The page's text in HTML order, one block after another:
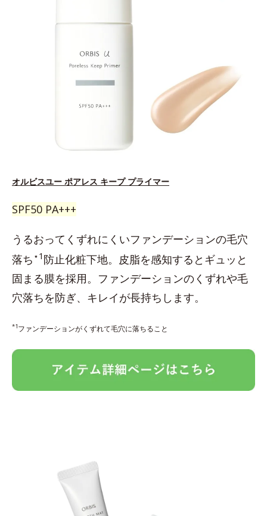
オルビスユー ポアレス キープ プライマー
SPF50 PA+++
うるおってくずれにくいファンデーションの毛穴
落ち ⋆1 防止化粧下地。皮脂を感知するとギュッと
固まる膜を採用。ファンデーションのくずれや毛
穴落ちを防ぎ、キレイが長持ちします。
*1ファンデーションがくずれて毛穴に落ちること